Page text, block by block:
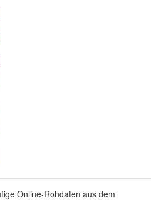
Online-Rohdaten aus dem